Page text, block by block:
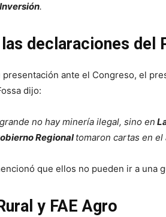
.
declaraciones del
presentación ante el Congreso, el
dijo:
no hay minería ilegal, sino en
Regionaltomaron cartas en el
que ellos no pueden ir a una
y FAE Agro